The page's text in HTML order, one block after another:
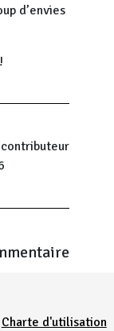
d’envies
contributeur
Charte d'utilisation